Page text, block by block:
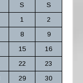
S
S
1
2
8
9
15
16
22
23
29
30